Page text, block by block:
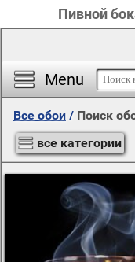
Пивной
Menu
Все обои / Поиск
все категории